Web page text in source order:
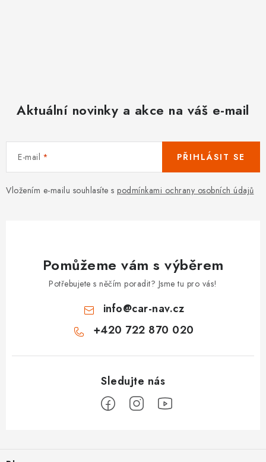
Aktuální novinky a akce na váš e-mail
E-mail
Vložením e-mailu souhlasíte s podmínkami ochrany osobních údajů
PŘIHLÁSIT SE
Pomůžeme vám s výběrem
Potřebujete s něčím poradit? Jsme tu pro vás!
info@car-nav.cz
+420 722 870 020